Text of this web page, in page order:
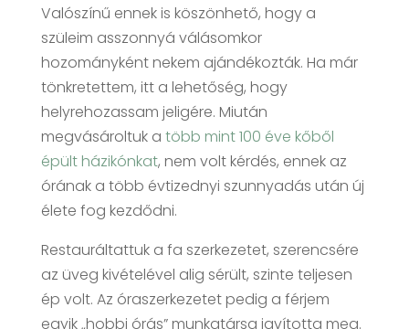
Valószínű ennek is köszönhető, hogy a
szüleim asszonnyá válásomkor
hozományként nekem ajándékozták. Ha már
tönkretettem, itt a lehetőség, hogy
helyrehozassam jeligére. Miután
megvásároltuk a több mint 100 éve kőből
épült házikónkat, nem volt kérdés, ennek az
órának a több évtizednyi szunnyadás után új
élete fog kezdődni.
Restauráltattuk a fa szerkezetet, szerencsére
az üveg kivételével alig sérült, szinte teljesen
ép volt. Az óraszerkezetet pedig a férjem
egyik „hobbi órás” munkatársa javította meg.